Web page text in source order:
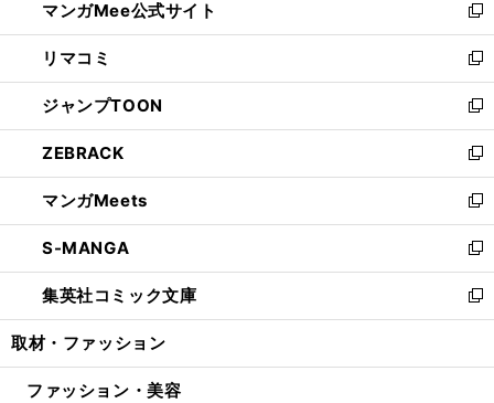
く
ド
ウ
で
開
く
ィ
ン
ド
ウ
で
開
く
い
ウ
ィ
ン
ド
ウ
で
開
く
マンガMee公式サイト
新
し
い
ウ
ィ
ン
ド
ウ
で
開
く
リマコミ
新
し
い
ウ
ィ
ン
ド
ウ
で
開
く
ジャンプTOON
新
し
い
ウ
ィ
ン
ド
ウ
で
開
ZEBRACK
新
し
い
ウ
ィ
ン
ド
ウ
開
マンガMeets
新
し
い
ウ
ィ
ン
ウ
S-MANGA
新
し
い
ウ
ン
集英社コミック文庫
新
し
ウ
取材・ファッション
ファッション・美容